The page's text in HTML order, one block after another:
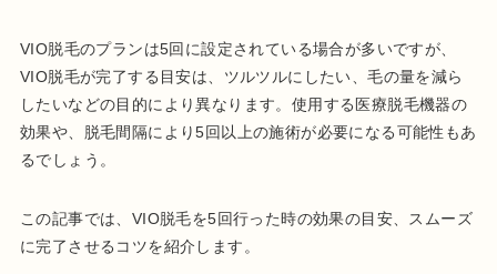
VIO脱毛のプランは5回に設定されている場合が多いですが、
VIO脱毛が完了する目安は、ツルツルにしたい、毛の量を減ら
したいなどの目的により異なります。使用する医療脱毛機器の
効果や、脱毛間隔により5回以上の施術が必要になる可能性もあ
るでしょう。
この記事では、VIO脱毛を5回行った時の効果の目安、スムーズ
に完了させるコツを紹介します。